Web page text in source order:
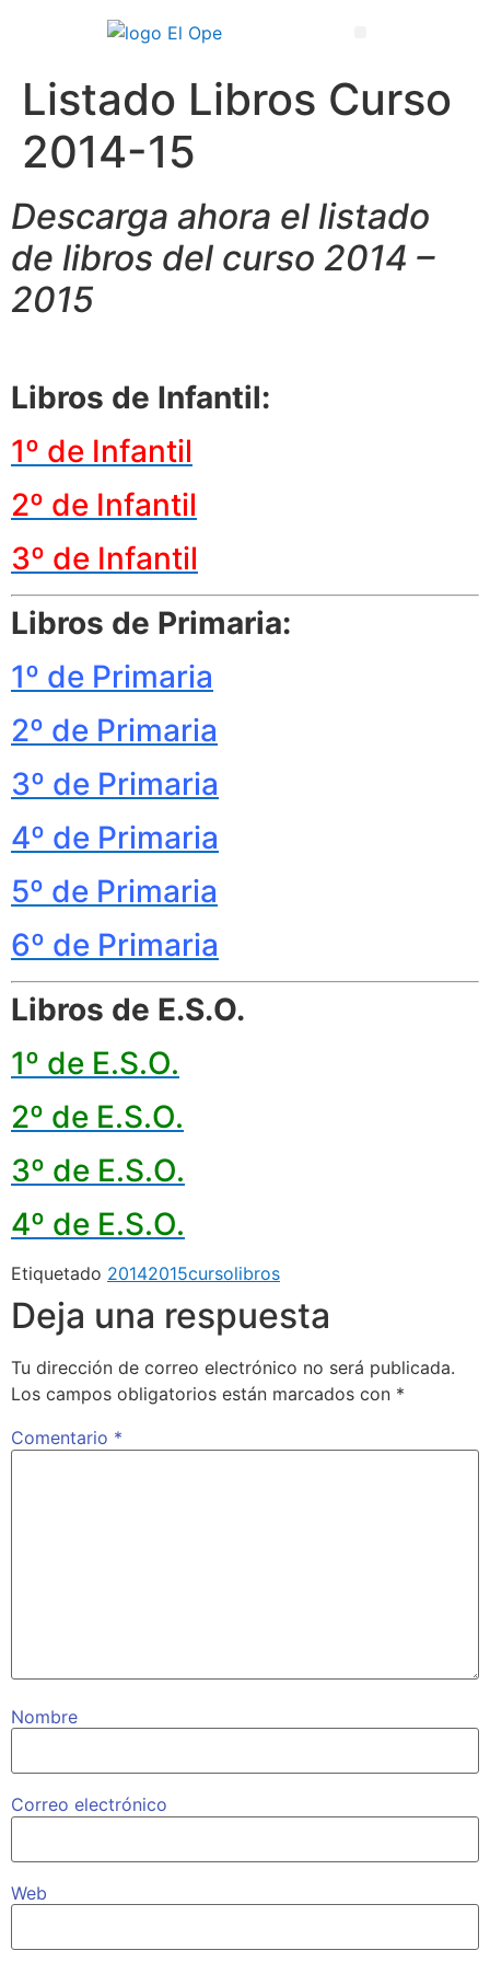
Listado Libros Curso
2014-15
Descarga ahora el listado
de libros del curso 2014 –
2015
Libros de Infantil:
1º de Infantil
2º de Infantil
3º de Infantil
Libros de Primaria:
1º de Primaria
2º de Primaria
3º de Primaria
4º de Primaria
5º de Primaria
6º de Primaria
Libros de E.S.O.
1º de E.S.O.
2º de E.S.O.
3º de E.S.O.
4º de E.S.O.
Etiquetado 20142015cursolibros
Deja una respuesta
Tu dirección de correo electrónico no será publicada.
Los campos obligatorios están marcados con *
Comentario *
Nombre
Correo electrónico
Web